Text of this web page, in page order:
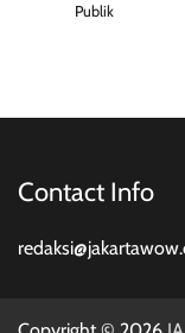
Publik
Contact Info